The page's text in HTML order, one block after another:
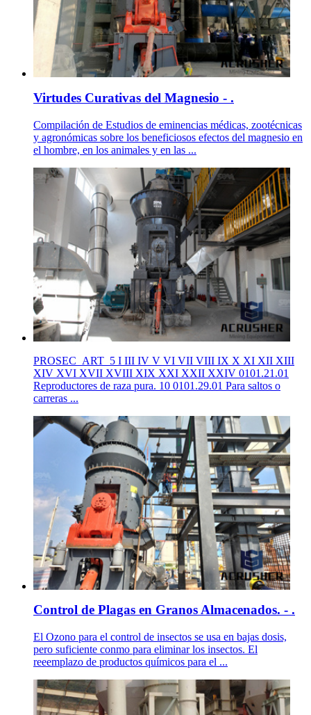
Virtudes Curativas del Magnesio - .
Compilación de Estudios de eminencias médicas, zootécnicas
y agronómicas sobre los beneficiosos efectos del magnesio en
el hombre, en los animales y en las ...
PROSEC_ART_5 I III IV V VI VII VIII IX X XI XII XIII
XIV XVI XVII XVIII XIX XXI XXII XXIV 0101.21.01
Reproductores de raza pura. 10 0101.29.01 Para saltos o
carreras ...
Control de Plagas en Granos Almacenados. - .
El Ozono para el control de insectos se usa en bajas dosis,
pero suficiente conmo para eliminar los insectos. El
reeemplazo de productos químicos para el ...